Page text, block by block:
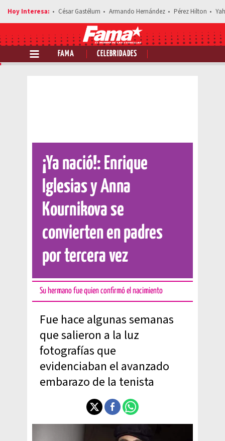
César Gastélum Armando Hernández Pérez Hilton
FAMA CELEBRIDADES
Comparte esta noticia
¡Ya nació!: Enrique
Iglesias y Anna
Kournikova se
convierten en padres
por tercera vez
Su hermano fue quien confirmó el nacimiento
Fue hace algunas semanas
que salieron a la luz
fotografías que
evidenciaban el avanzado
embarazo de la tenista